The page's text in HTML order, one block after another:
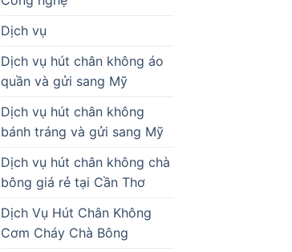
Dịch vụ
Dịch vụ hút chân không áo
quần và gửi sang Mỹ
Dịch vụ hút chân không
bánh tráng và gửi sang Mỹ
Dịch vụ hút chân không chà
bông giá rẻ tại Cần Thơ
Dịch Vụ Hút Chân Không
Cơm Cháy Chà Bông